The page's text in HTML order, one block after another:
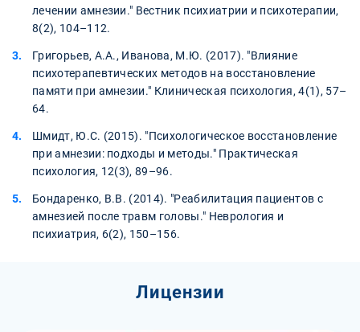
лечении амнезии." Вестник психиатрии и психотерапии,
8(2), 104–112.
Григорьев, А.А., Иванова, М.Ю. (2017). "Влияние
психотерапевтических методов на восстановление
памяти при амнезии." Клиническая психология, 4(1), 57–
64.
Шмидт, Ю.С. (2015). "Психологическое восстановление
при амнезии: подходы и методы." Практическая
психология, 12(3), 89–96.
Бондаренко, В.В. (2014). "Реабилитация пациентов с
амнезией после травм головы." Неврология и
психиатрия, 6(2), 150–156.
Лицензии